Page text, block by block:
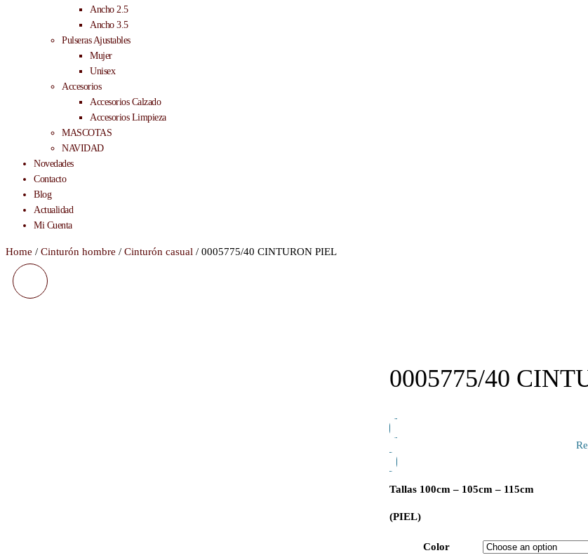
Ancho 2.5
Ancho 3.5
Pulseras Ajustables
Mujer
Unisex
Accesorios
Accesorios Calzado
Accesorios Limpieza
MASCOTAS
NAVIDAD
Novedades
Contacto
Blog
Actualidad
Mi Cuenta
Home / Cinturón hombre / Cinturón casual / 0005775/40 CINTURON PIEL
0005775/40
Tallas 100cm – 105cm – 115cm
(PIEL)
Color